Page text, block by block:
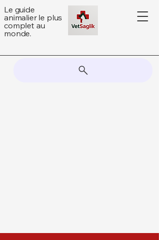
Le guide
animalier le plus
complet au
monde.